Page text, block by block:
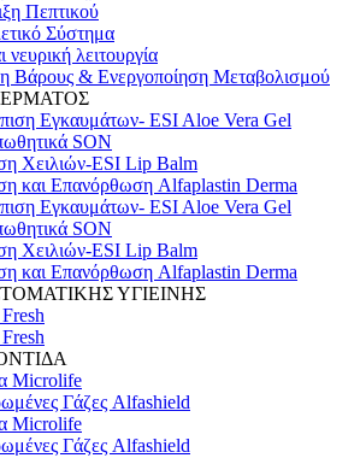
Πεπτικού
Σύστημα
νευρική λειτουργία
Βάρους & Ενεργοποίηση Μεταβολισμού
Εγκαυμάτων- ESI Aloe Vera Gel
SON
Χειλιών-ESI Lip Balm
και Επανόρθωση Alfaplastin Derma
Εγκαυμάτων- ESI Aloe Vera Gel
SON
Χειλιών-ESI Lip Balm
και Επανόρθωση Alfaplastin Derma
ΥΓΙΕΙΝΗΣ
Microlife
Γάζες Alfashield
Microlife
Γάζες Alfashield